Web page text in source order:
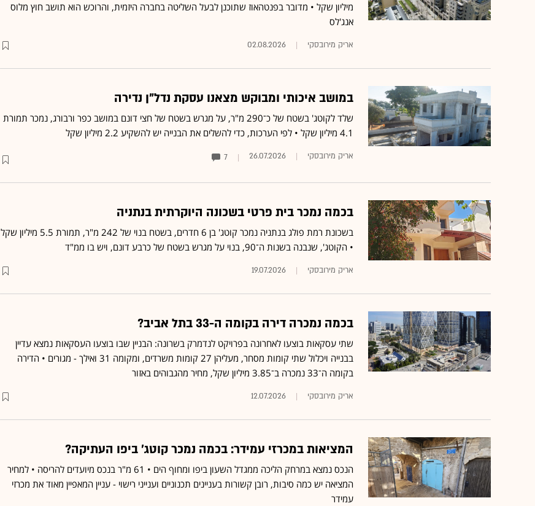
מיליון שקל • מדובר בפנטהאוז שתוכנן לבעל השליטה בחברה היזמית, והרוכש הוא תושב חוץ מלוס
אנג'לס
אריק מירובסקי 02.08.2026
במושב איכותי ומבוקש מצאנו עסקת נדל"ן נדירה
שלד לקוטג' בשטח של כ־290 מ"ר, על מגרש בשטח של חצי דונם במושב כפר ורבורג, נמכר תמורת
4.1 מיליון שקל • לפי הערכות, כדי להשלים את הבנייה יש להשקיע 2.2 מיליון שקל
אריק מירובסקי 26.07.2026
7
בכמה נמכר בית פרטי בשכונה היוקרתית בנתניה
בשכונת רמת פולג בנתניה נמכר קוטג' בן 6 חדרים, בשטח בנוי של 242 מ"ר, תמורת 5.5 מיליון שקל
• הקוטג', שנבנה בשנות ה־90, בנוי על מגרש בשטח של כרבע דונם, ויש בו ממ"ד
אריק מירובסקי 19.07.2026
בכמה נמכרה דירה בקומה ה-33 בתל אביב?
שתי עסקאות בוצעו לאחרונה בפרויקט לנדמרק בשרונה: הבניין שבו בוצעו העסקאות נמצא עדיין
בבנייה ויכלול שתי קומות מסחר, מעליהן 27 קומות משרדים, ומקומה 31 ואילך - מגורים • הדירה
בקומה ה־33 נמכרה ב־3.85 מיליון שקל, מחיר מהגבוהים באזור
אריק מירובסקי 12.07.2026
המציאות במכרזי עמידר: בכמה נמכר קוטג' ביפו העתיקה?
הנכס נמצא במרחק הליכה ממגדל השעון ביפו ומחוף הים • 61 מ"ר בנכס מיועדים להריסה • למחיר
המציאה יש כמה סיבות, רובן קשורות בעניינים תכנוניים וענייני רישוי - עניין המאפיין מאוד את מכרזי
עמידר